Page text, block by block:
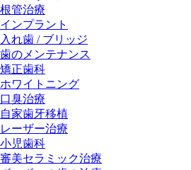
根管治療
インプラント
入れ歯 / ブリッジ
歯のメンテナンス
矯正歯科
ホワイトニング
口臭治療
自家歯牙移植
レーザー治療
小児歯科
審美セラミック治療